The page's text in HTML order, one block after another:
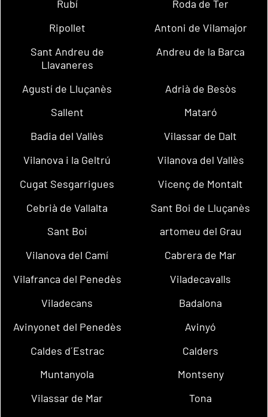
Rubí
Roda de Ter
Ripollet
Antoni de Vilamajor
Sant Andreu de
Llavaneres
Andreu de la Barca
Agustí de Lluçanès
Adrià de Besòs
Sallent
Mataró
Badia del Vallès
Vilassar de Dalt
Vilanova i la Geltrú
Vilanova del Vallès
Cugat Sesgarrigues
Vicenç de Montalt
Cebrià de Vallalta
Sant Boi de Lluçanès
Sant Boi
artomeu del Grau
Vilanova del Camí
Cabrera de Mar
Vilafranca del Penedès
Viladecavalls
Viladecans
Badalona
Avinyonet del Penedès
Avinyó
Caldes d´Estrac
Calders
Muntanyola
Montseny
Vilassar de Mar
Tona